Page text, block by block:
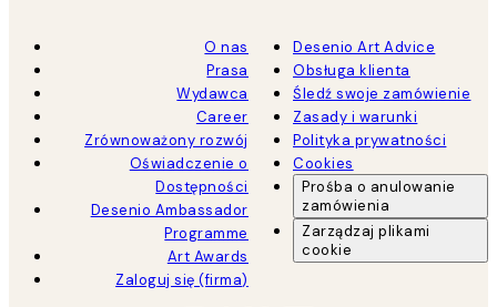
O nas
Prasa
Wydawca
Career
Zrównoważony rozwój
Oświadczenie o
Dostępności
Desenio Ambassador
Programme
Art Awards
Zaloguj się (firma)
Desenio Art Advice
Obsługa klienta
Śledź swoje zamówienie
Zasady i warunki
Polityka prywatności
Cookies
Prośba o anulowanie
zamówienia
Zarządzaj plikami
cookie